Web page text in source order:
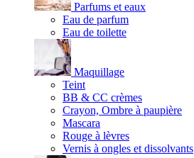
Parfums et eaux
Eau de parfum
Eau de toilette
Maquillage
Teint
BB & CC crèmes
Crayon, Ombre à paupière
Mascara
Rouge à lèvres
Vernis à ongles et dissolvants